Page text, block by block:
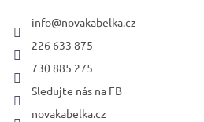
info@novakabelka.cz
226 633 875
730 885 275
Sledujte nás na FB
novakabelka.cz